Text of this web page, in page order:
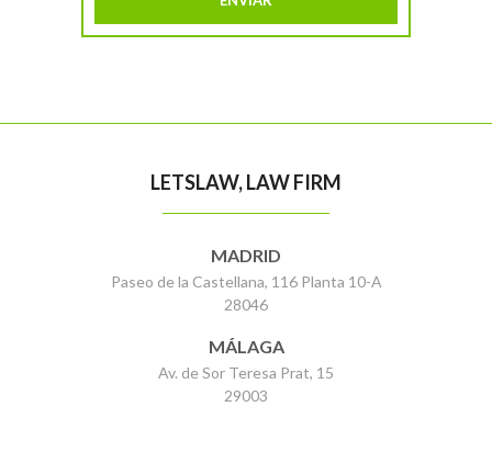
LETSLAW, LAW FIRM
MADRID
Paseo de la Castellana, 116 Planta 10-A
28046
MÁLAGA
Av. de Sor Teresa Prat, 15
29003